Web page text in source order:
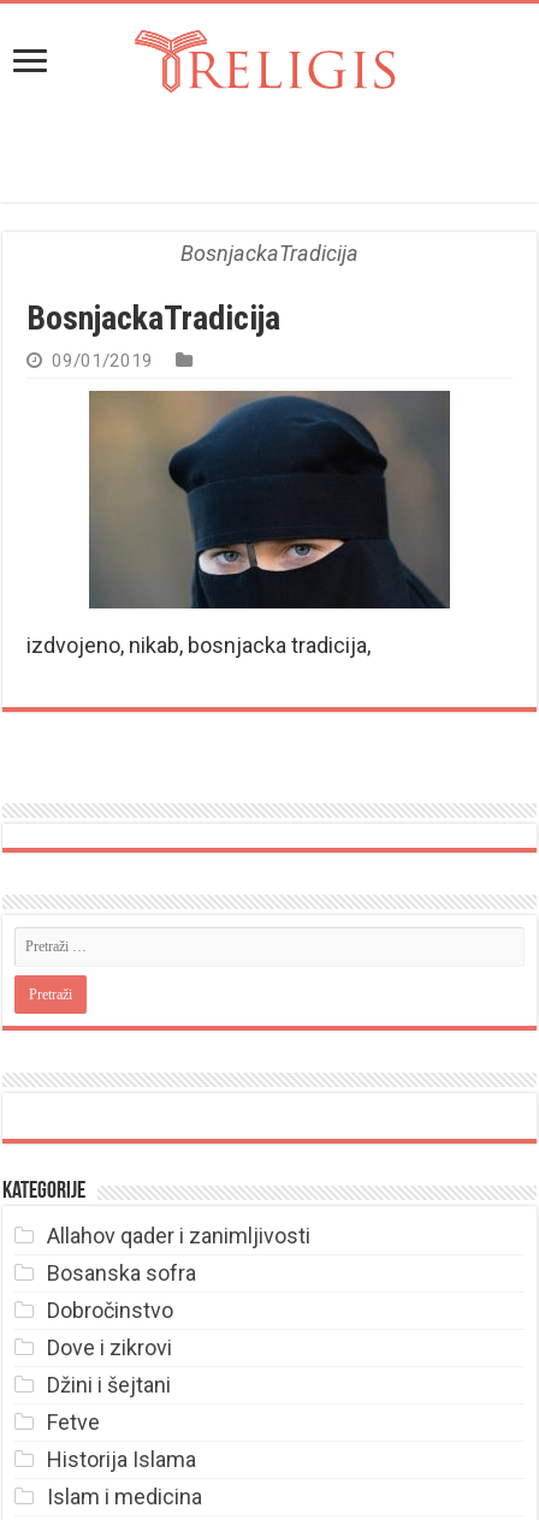
BosnjackaTradicija
BosnjackaTradicija
09/01/2019
izdvojeno, nikab, bosnjacka tradicija,
Kategorije
Allahov qader i zanimljivosti
Bosanska sofra
Dobročinstvo
Dove i zikrovi
Džini i šejtani
Fetve
Historija Islama
Islam i medicina